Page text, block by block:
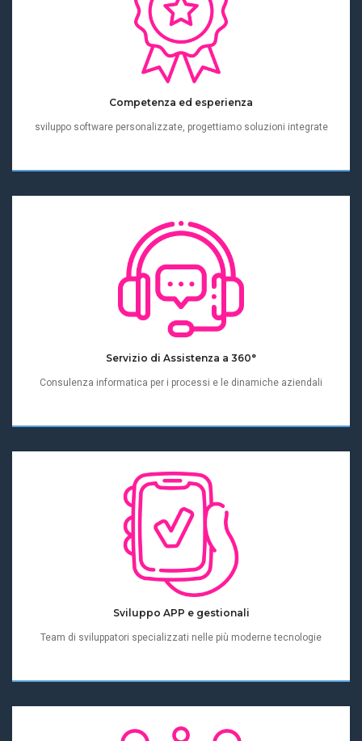
Competenza ed esperienza
sviluppo software personalizzate, progettiamo soluzioni integrate
Servizio di Assistenza a 360°
Consulenza informatica per i processi e le dinamiche aziendali
Sviluppo APP e gestionali
Team di sviluppatori specializzati nelle più moderne tecnologie